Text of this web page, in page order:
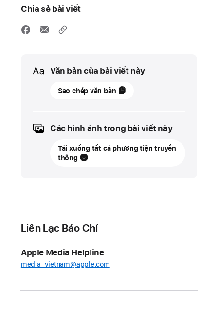
Chia sẻ bài viết
Media
Văn bản của bài viết này
07
2026
CẬP
NHẬT
hợp
năng
trong
Thử
Sao chép văn bản
Các hình ảnh trong bài viết này
Tải xuống tất cả phương tiện truyền
thông
Liên Lạc Báo Chí
Apple Media Helpline
media_vietnam@apple.com